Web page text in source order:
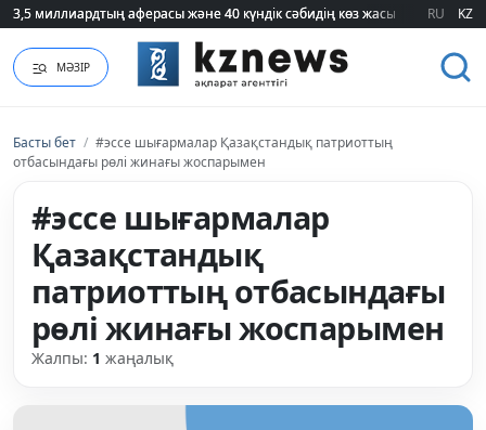
3,5 миллиардтың аферасы және 40 күндік сәбидің көз жасы:
3,5 миллиардтың аферасы және 40 күндік сәбидің көз жасы: RU KZ
МӘЗІР
Басты бет / #эссе шығармалар Қазақстандық патриоттың
отбасындағы рөлі жинағы жоспарымен
#эссе шығармалар
Қазақстандық
патриоттың отбасындағы
рөлі жинағы жоспарымен
Жалпы: 1 жаңалық